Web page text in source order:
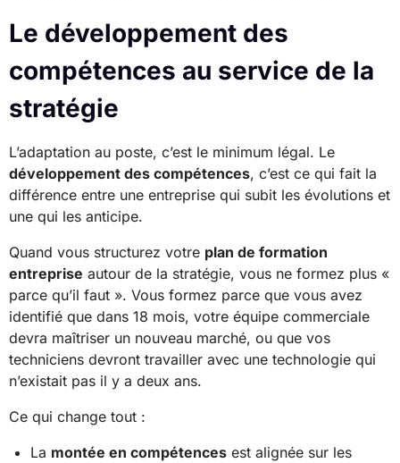
Le développement des
compétences au service de la
stratégie
L’adaptation au poste, c’est le minimum légal. Le
développement des compétences, c’est ce qui fait la
différence entre une entreprise qui subit les évolutions et
une qui les anticipe.
Quand vous structurez votre plan de formation
entreprise autour de la stratégie, vous ne formez plus «
parce qu’il faut ». Vous formez parce que vous avez
identifié que dans 18 mois, votre équipe commerciale
devra maîtriser un nouveau marché, ou que vos
techniciens devront travailler avec une technologie qui
n’existait pas il y a deux ans.
Ce qui change tout :
La montée en compétences est alignée sur les